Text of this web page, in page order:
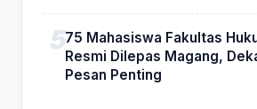
75 Mahasiswa Fakultas
Resmi Dilepas Magang,
Pesan Penting